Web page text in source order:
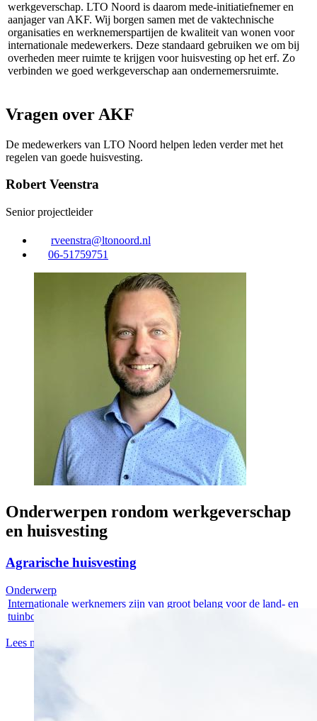
werkgeverschap. LTO Noord is daarom mede-initiatiefnemer en
aanjager van AKF. Wij borgen samen met de vaktechnische
organisaties en werknemerspartijen de kwaliteit van wonen voor
internationale medewerkers. Deze standaard gebruiken we om bij
overheden meer ruimte te krijgen voor huisvesting op het erf. Zo
verbinden we goed werkgeverschap aan ondernemersruimte.
Vragen over AKF
De medewerkers van LTO Noord helpen leden verder met het
regelen van goede huisvesting.
Robert Veenstra
Senior projectleider
rveenstra@ltonoord.nl
06-51759751
Onderwerpen rondom werkgeverschap
en huisvesting
Agrarische huisvesting
Internationale werknemers zijn van groot belang voor de land- en
tuinbouw....
Lees meer
Onderwerp